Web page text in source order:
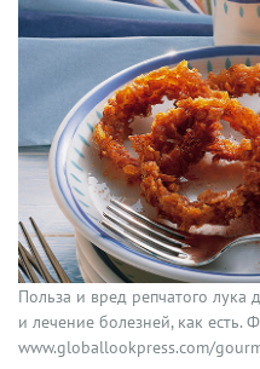
Польза и вред репчатого лука
и лечение болезней, как есть.
www.globallookpress.com/